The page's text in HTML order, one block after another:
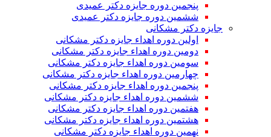
پنجمین دوره جایزه دکتر عمیدی
ششمین دوره جایزه دکتر عمیدی
جایزه دکتر مشکانی
اولین دوره اهداء جایزه دکتر مشکانی
دومین دوره اهداء جایزه دکتر مشکانی
سومین دوره اهداء جایزه دکتر مشکانی
چهارمین دوره اهداء جایزه دکتر مشکانی
پنجمین دوره اهداء جایزه دکتر مشکانی
ششمین دوره اهداء جایزه دکتر مشکانی
هفتمین دوره اهداء جایزه دکتر مشکانی
هشتمین دوره اهداء جایزه دکتر مشکانی
نهمین دوره اهداء جایزه دکتر مشکانی